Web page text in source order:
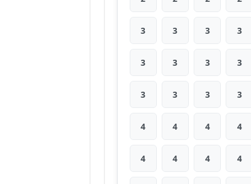
3 3 3 3
3 3 3 3
3 3 3 3
4 4 4 4
4 4 4 4